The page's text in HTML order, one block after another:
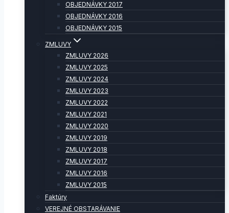
OBJEDNÁVKY 2017
OBJEDNÁVKY 2016
OBJEDNÁVKY 2015
ZMLUVY
ZMLUVY 2026
ZMLUVY 2025
ZMLUVY 2024
ZMLUVY 2023
ZMLUVY 2022
ZMLUVY 2021
ZMLUVY 2020
ZMLUVY 2019
ZMLUVY 2018
ZMLUVY 2017
ZMLUVY 2016
ZMLUVY 2015
Faktúry
VEREJNÉ OBSTARÁVANIE